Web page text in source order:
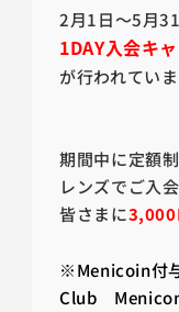
2月1日～5月
1DAY入会キ
が行われてい
期間中に定額
レンズでご入
皆さまに
※Menicoin付
Club